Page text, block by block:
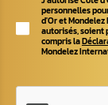
personnelles
d'Or et
autorisés, soient
compris la
Mondelez